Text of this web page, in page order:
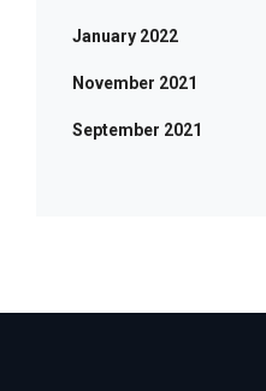
January 2022
November 2021
September 2021